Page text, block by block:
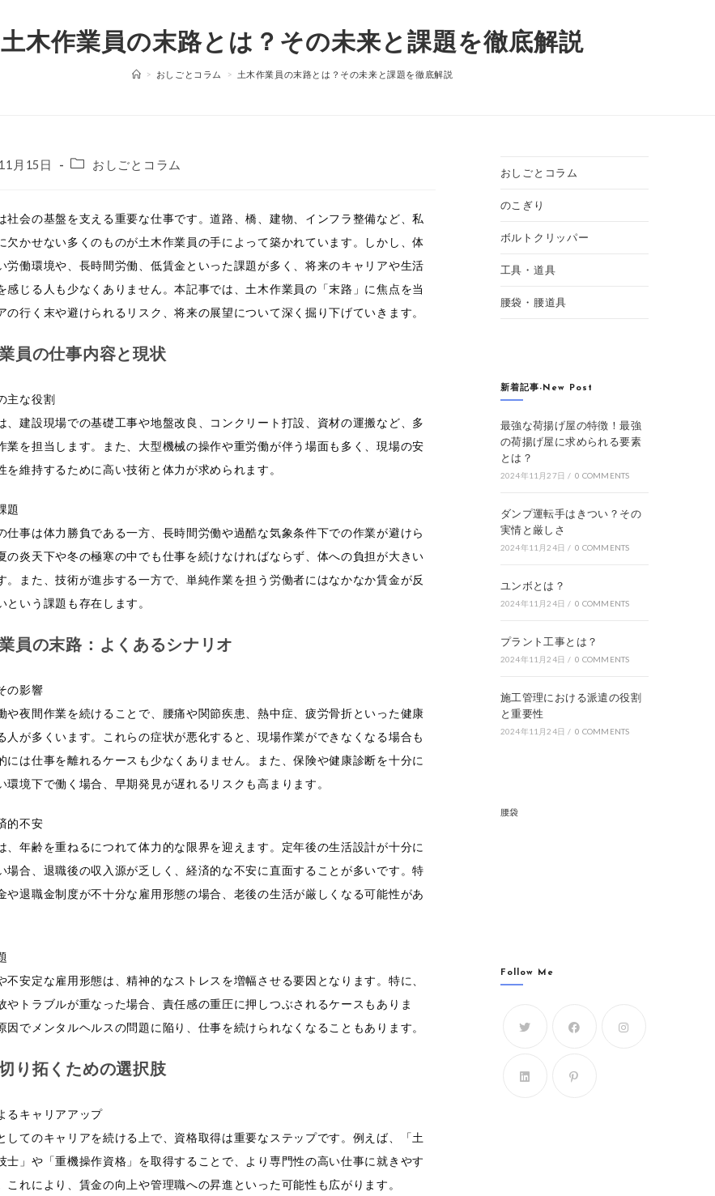
土木作業員の末路とは？その未来と課題を徹底解説
> おしごとコラム > 土木作業員の末路とは？その未来と課題を徹底解説
月15日
投
テ
リ
ー:
おしごとコラム
社会の基盤を支える重要な仕事です。道路、橋、建物、インフラ整備など、私
欠かせない多くのものが土木作業員の手によって築かれています。しかし、体
労働環境や、長時間労働、低賃金といった課題が多く、将来のキャリアや生活
感じる人も少なくありません。本記事では、土木作業員の「末路」に焦点を当
の行く末や避けられるリスク、将来の展望について深く掘り下げていきます。
員の仕事内容と現状
主な役割
、建設現場での基礎工事や地盤改良、コンクリート打設、資材の運搬など、多
業を担当します。また、大型機械の操作や重労働が伴う場面も多く、現場の安
を維持するために高い技術と体力が求められます。
題
仕事は体力勝負である一方、長時間労働や過酷な気象条件下での作業が避けら
の炎天下や冬の極寒の中でも仕事を続けなければならず、体への負担が大きい
。また、技術が進歩する一方で、単純作業を担う労働者にはなかなか賃金が反
という課題も存在します。
員の末路：よくあるシナリオ
の影響
や夜間作業を続けることで、腰痛や関節疾患、熱中症、疲労骨折といった健康
人が多くいます。これらの症状が悪化すると、現場作業ができなくなる場合も
には仕事を離れるケースも少なくありません。また、保険や健康診断を十分に
環境下で働く場合、早期発見が遅れるリスクも高まります。
的不安
、年齢を重ねるにつれて体力的な限界を迎えます。定年後の生活設計が十分に
場合、退職後の収入源が乏しく、経済的な不安に直面することが多いです。特
や退職金制度が不十分な雇用形態の場合、老後の生活が厳しくなる可能性があ
不安定な雇用形態は、精神的なストレスを増幅させる要因となります。特に、
やトラブルが重なった場合、責任感の重圧に押しつぶされるケースもありま
因でメンタルヘルスの問題に陥り、仕事を続けられなくなることもあります。
り拓くための選択肢
るキャリアアップ
してのキャリアを続ける上で、資格取得は重要なステップです。例えば、「土
士」や「重機操作資格」を取得することで、より専門性の高い仕事に就きやす
これにより、賃金の向上や管理職への昇進といった可能性も広がります。
おしごとコラム
のこぎり
ボルトクリッパー
工具・道具
腰袋・腰道具
新着記事-New Post
最強な荷揚げ屋の特徴！最強
の荷揚げ屋に求められる要素
とは？
2024年11月27日 / 0 COMMENTS
ダンプ運転手はきつい？その
実情と厳しさ
2024年11月24日 / 0 COMMENTS
ユンボとは？
2024年11月24日 / 0 COMMENTS
プラント工事とは？
2024年11月24日 / 0 COMMENTS
施工管理における派遣の役割
と重要性
2024年11月24日 / 0 COMMENTS
腰袋
Follow Me